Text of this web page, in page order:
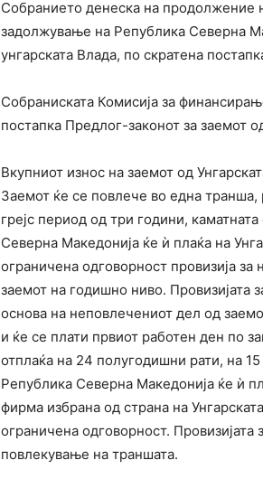
Собранието денеска на продолжение
задолжување на Република Северна
унгарската Влада, по скратена
Собраниската Комисија за
постапка Предлог-законот за заемот
Вкупниот износ на заемот од
Заемот ќе се повлече во една транша,
грејс период од три години,
Северна Македонија ќе ѝ плаќа на
ограничена одговорност провизија
заемот на годишно ниво. Провизијата
основа на неповлечениот дел од
и ќе се плати првиот работен ден по
отплаќа на 24 полугодишни рати, на
Република Северна Македонија ќе ѝ
фирма избрана од страна на
ограничена одговорност.
повлекување на траншата.